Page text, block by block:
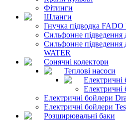
Фітинги
Шланги
Гнучка підводка
Сильфонне
Сильфонне
WATER
Сонячні колектори
Теплові насоси
Електричні
Електричні
Електричні бойлери
Електричні бойлери
Розширювальні баки